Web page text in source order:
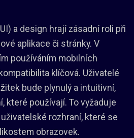
a design hrají zásadní roli při
aplikace či stránky. V
používáním mobilních
klíčová. Uživatelé
bude plynulý a intuitivní,
které používají. To vyžaduje
rozhraní, které se
obrazovek.